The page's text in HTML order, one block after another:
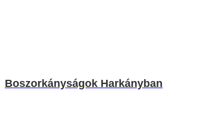
Boszorkányságok Harkányban